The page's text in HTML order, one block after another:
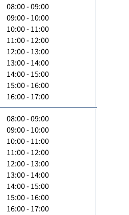
08:00 - 09:00
09:00 - 10:00
10:00 - 11:00
11:00 - 12:00
12:00 - 13:00
13:00 - 14:00
14:00 - 15:00
15:00 - 16:00
16:00 - 17:00
08:00 - 09:00
09:00 - 10:00
10:00 - 11:00
11:00 - 12:00
12:00 - 13:00
13:00 - 14:00
14:00 - 15:00
15:00 - 16:00
16:00 - 17:00